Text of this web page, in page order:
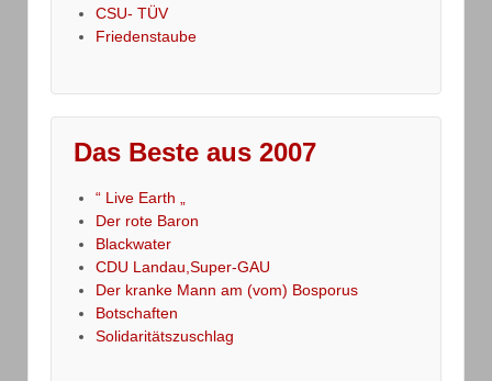
CSU- TÜV
Friedenstaube
Das Beste aus 2007
“ Live Earth „
Der rote Baron
Blackwater
CDU Landau,Super-GAU
Der kranke Mann am (vom) Bosporus
Botschaften
Solidaritätszuschlag